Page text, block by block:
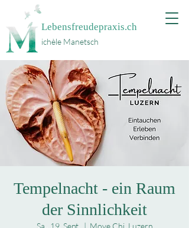
Lebensfreudepraxis.ch
ichèle Manetsch
Tempelnacht - ein Raum
der Sinnlichkeit
Sa., 19. Sept.
  |
Move Chi, Luzern